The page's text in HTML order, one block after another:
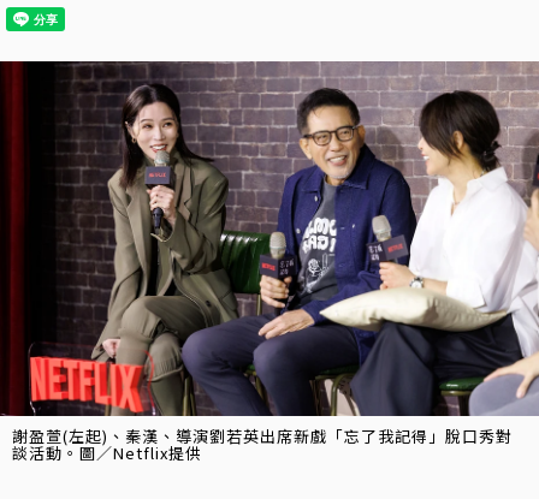
謝盈萱(左起)、秦漢、導演劉若英出席新戲「忘了我記得」脫口秀對
談活動。圖／Netflix提供